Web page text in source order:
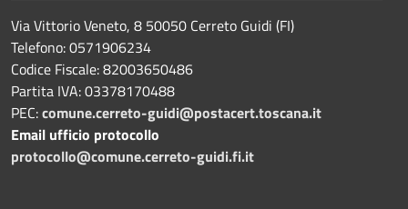
Via Vittorio Veneto, 8 50050 Cerreto Guidi (FI)
Telefono: 0571906234
Codice Fiscale: 82003650486
Partita IVA: 03378170488
PEC:comune.cerreto-guidi@postacert.toscana.it
Email ufficio protocollo
protocollo@comune.cerreto-guidi.fi.it